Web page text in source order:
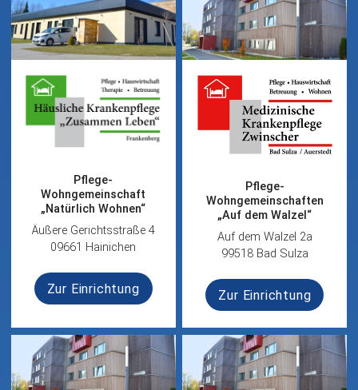
Pflege-
Wohngemeinschaft
„Natürlich Wohnen“
Äußere Gerichtsstraße 4
09661 Hainichen
Zur Einrichtung
Pflege-
Wohngemeinschaften
„Auf dem Walzel“
Auf dem Walzel 2a
99518 Bad Sulza
Zur Einrichtung